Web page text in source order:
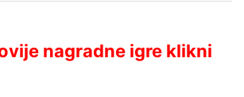
nagradne igre klikni